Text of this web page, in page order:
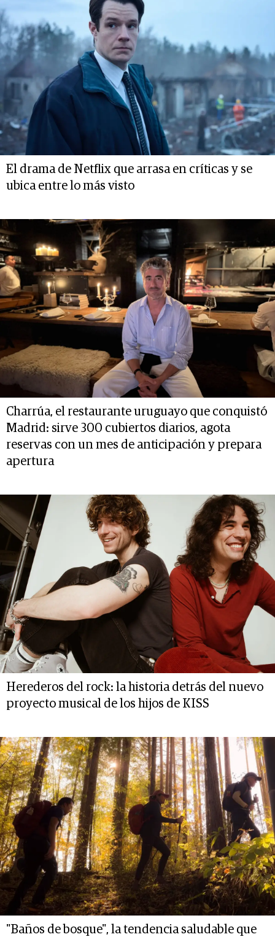
El drama de Netflix que arrasa en críticas y se
ubica entre lo más visto
Charrúa, el restaurante uruguayo que conquistó
Madrid: sirve 300 cubiertos diarios, agota
reservas con un mes de anticipación y prepara
apertura
Herederos del rock: la historia detrás del nuevo
proyecto musical de los hijos de KISS
"Baños de bosque", la tendencia saludable que